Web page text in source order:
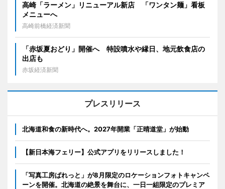
高崎「ラーメン」リニューアル新店 「ワンタン麺」看板
メニューへ
高崎前橋経済新聞
「赤坂夏おどり」開催へ 特設噴水や縁日、地元飲食店の
出店も
赤坂経済新聞
プレスリリース
北海道和食の新時代へ。2027年開業「正晴道堂」が始動
【新日本海フェリー】公式アプリをリリースしました！
「写真工房ぱれっと」が8月限定のロケーションフォトキャンペ
ーンを開催。北海道の絶景を舞台に、一日一組限定のプレミア